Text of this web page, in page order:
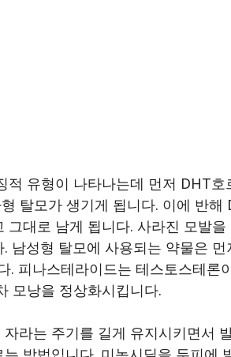
적 유형이 나타나는데 먼저 DHT
탈모가 생기게 됩니다. 이에 반해
그대로 남게 됩니다. 사라진 모발
남성형 탈모에 사용되는 약물은
. 피나스테라이드는 테스토스테론
모낭을 정상화시킵니다.
라는 주기를 길게 유지시키면서